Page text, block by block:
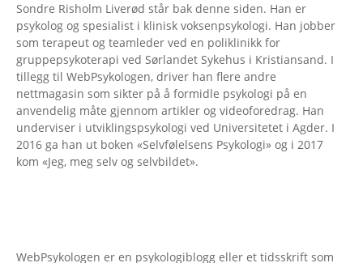
Sondre Risholm Liverød står bak denne siden. Han er
psykolog og spesialist i klinisk voksenpsykologi. Han jobber
som terapeut og teamleder ved en poliklinikk for
gruppepsykoterapi ved Sørlandet Sykehus i Kristiansand. I
tillegg til WebPsykologen, driver han flere andre
nettmagasin som sikter på å formidle psykologi på en
anvendelig måte gjennom artikler og videoforedrag. Han
underviser i utviklingspsykologi ved Universitetet i Agder. I
2016 ga han ut boken «Selvfølelsens Psykologi» og i 2017
kom «Jeg, meg selv og selvbildet».
WebPsykologen er en psykologiblogg eller et tidsskrift som